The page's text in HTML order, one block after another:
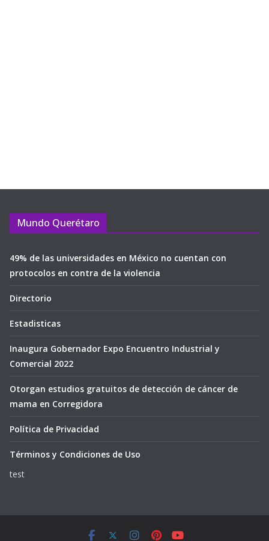
Mundo Querétaro
49% de las universidades en México no cuentan con
protocolos en contra de la violencia
Directorio
Estadisticas
Inaugura Gobernador Expo Encuentro Industrial y
Comercial 2022
Otorgan estudios gratuitos de detección de cáncer de
mama en Corregidora
Política de Privacidad
Términos y Condiciones de Uso
test